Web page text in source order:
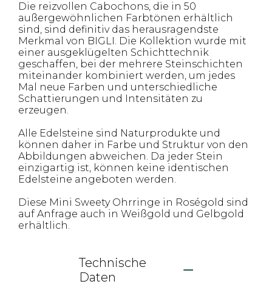
Die reizvollen Cabochons, die in 50
außergewöhnlichen Farbtönen erhältlich
sind, sind definitiv das herausragendste
Merkmal von BIGLI. Die Kollektion wurde mit
einer ausgeklügelten Schichttechnik
geschaffen, bei der mehrere Steinschichten
miteinander kombiniert werden, um jedes
Mal neue Farben und unterschiedliche
Schattierungen und Intensitäten zu
erzeugen.
Alle Edelsteine sind Naturprodukte und
können daher in Farbe und Struktur von den
Abbildungen abweichen. Da jeder Stein
einzigartig ist, können keine identischen
Edelsteine angeboten werden.
Diese Mini Sweety Ohrringe in Roségold sind
auf Anfrage auch in Weißgold und Gelbgold
erhältlich.
Technische
Daten